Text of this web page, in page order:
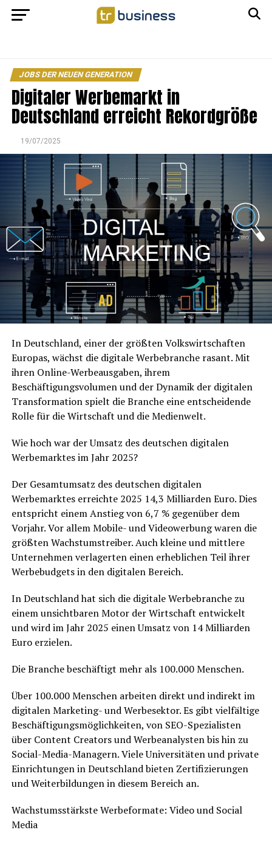
JOBS DER NEUEN GENERATION
Digitaler Werbemarkt in
Deutschland erreicht Rekordgröße
19/07/2025
In Deutschland, einer der größten Volkswirtschaften
Europas, wächst die digitale Werbebranche rasant. Mit
ihren Online-Werbeausgaben, ihrem
Beschäftigungsvolumen und der Dynamik der digitalen
Transformation spielt die Branche eine entscheidende
Rolle für die Wirtschaft und die Medienwelt.
Wie hoch war der Umsatz des deutschen digitalen
Werbemarktes im Jahr 2025?
Der Gesamtumsatz des deutschen digitalen
Werbemarktes erreichte 2025 14,3 Milliarden Euro. Dies
entspricht einem Anstieg von 6,7 % gegenüber dem
Vorjahr. Vor allem Mobile- und Videowerbung waren die
größten Wachstumstreiber. Auch kleine und mittlere
Unternehmen verlagerten einen erheblichen Teil ihrer
Werbebudgets in den digitalen Bereich.
In Deutschland hat sich die digitale Werbebranche zu
einem unsichtbaren Motor der Wirtschaft entwickelt
und wird im Jahr 2025 einen Umsatz von 14 Milliarden
Euro erzielen.
Die Branche beschäftigt mehr als 100.000 Menschen.
Über 100.000 Menschen arbeiten direkt und indirekt im
digitalen Marketing- und Werbesektor. Es gibt vielfältige
Beschäftigungsmöglichkeiten, von SEO-Spezialisten
über Content Creators und Werbeanalysten bis hin zu
Social-Media-Managern. Viele Universitäten und private
Einrichtungen in Deutschland bieten Zertifizierungen
und Weiterbildungen in diesem Bereich an.
Wachstumsstärkste Werbeformate: Video und Social
Media